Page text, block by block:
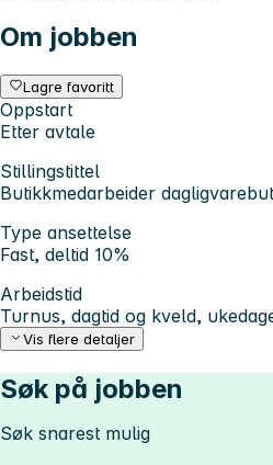
Om jobben
Lagre favoritt
Oppstart
Etter avtale
Stillingstittel
Butikkmedarbeider
Type ansettelse
Fast, deltid 10%
Arbeidstid
Turnus, dagtid og kveld,
Vis flere detaljer
Søk på jobben
Søk snarest mulig